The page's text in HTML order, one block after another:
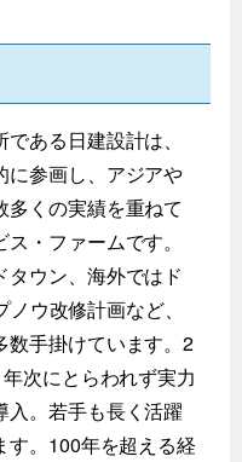
ある日建設計は、
に参画し、アジアや
多くの実績を重ねて
・ファームです。
ウン、海外ではド
ウ改修計画など、
数手掛けています。2
次にとらわれず実力
入。若手も長く活躍
す。100年を超える経